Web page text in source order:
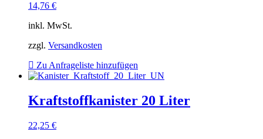
14,76 €
inkl. MwSt.
zzgl. Versandkosten
Zu Anfrageliste hinzufügen
Kraftstoffkanister 20 Liter
22,25 €